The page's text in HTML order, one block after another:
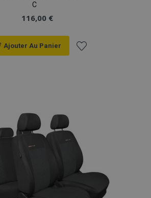
C
116,00 €
Ajouter Au Panier